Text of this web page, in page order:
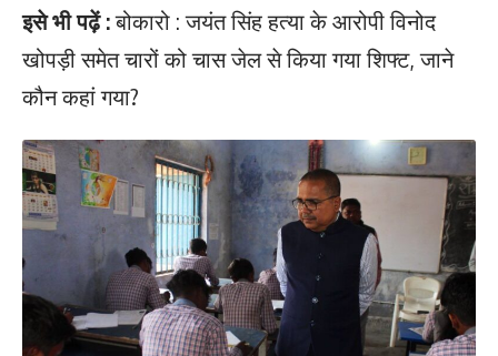
इसे भी पढ़ें :बोकारो : जयंत सिंह हत्या के आरोपी विनोद
खोपड़ी समेत चारों को चास जेल से किया गया शिफ्ट, जाने
कौन कहां गया?